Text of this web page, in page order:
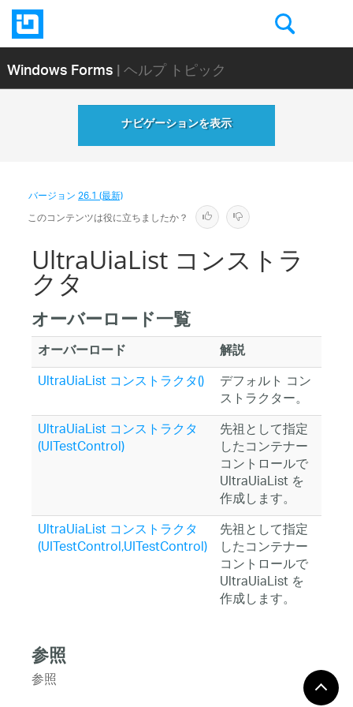
Windows Forms| ヘルプ トピック
ナビゲーションを表示
バージョン26.1 (最新)
このコンテンツは役に立ちましたか？
UltraUiaList コンストラ
クタ
オーバーロード一覧
オーバーロード 解説
UltraUiaList コンストラクタ() デフォルト コン
ストラクター。
UltraUiaList コンストラクタ
(UITestControl)
先祖として指定
したコンテナー
コントロールで
UltraUiaList を
作成します。
UltraUiaList コンストラクタ
(UITestControl,UITestControl)
先祖として指定
したコンテナー
コントロールで
UltraUiaList を
作成します。
参照
参照